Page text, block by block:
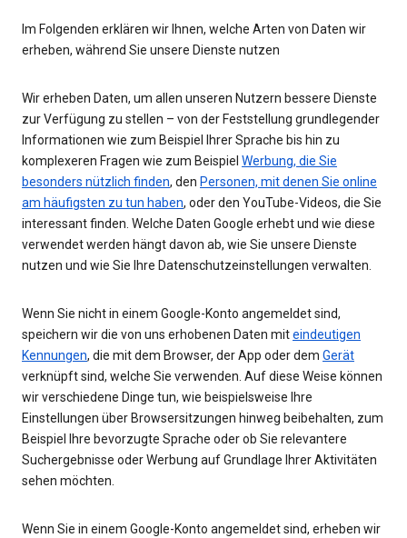
Im Folgenden erklären wir Ihnen, welche Arten von Daten wir
erheben, während Sie unsere Dienste nutzen
Wir erheben Daten, um allen unseren Nutzern bessere Dienste
zur Verfügung zu stellen – von der Feststellung grundlegender
Informationen wie zum Beispiel Ihrer Sprache bis hin zu
komplexeren Fragen wie zum Beispiel Werbung, die Sie
besonders nützlich finden, den Personen, mit denen Sie online
am häufigsten zu tun haben, oder den YouTube-Videos, die Sie
interessant finden. Welche Daten Google erhebt und wie diese
verwendet werden hängt davon ab, wie Sie unsere Dienste
nutzen und wie Sie Ihre Datenschutzeinstellungen verwalten.
Wenn Sie nicht in einem Google-Konto angemeldet sind,
speichern wir die von uns erhobenen Daten miteindeutigen
Kennungen, die mit dem Browser, der App oder dem Gerät
verknüpft sind, welche Sie verwenden. Auf diese Weise können
wir verschiedene Dinge tun, wie beispielsweise Ihre
Einstellungen über Browsersitzungen hinweg beibehalten, zum
Beispiel Ihre bevorzugte Sprache oder ob Sie relevantere
Suchergebnisse oder Werbung auf Grundlage Ihrer Aktivitäten
sehen möchten.
Wenn Sie in einem Google-Konto angemeldet sind, erheben wir